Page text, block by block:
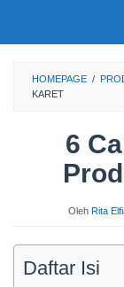
HOMEPAGE /
KARET
6
Oleh Rita
Daftar Isi